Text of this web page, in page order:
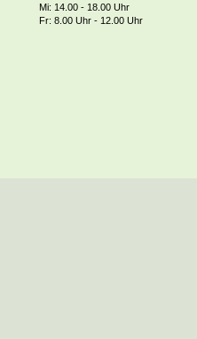
Mi: 14.00 - 18.00 Uhr
Fr: 8.00 Uhr - 12.00 Uhr